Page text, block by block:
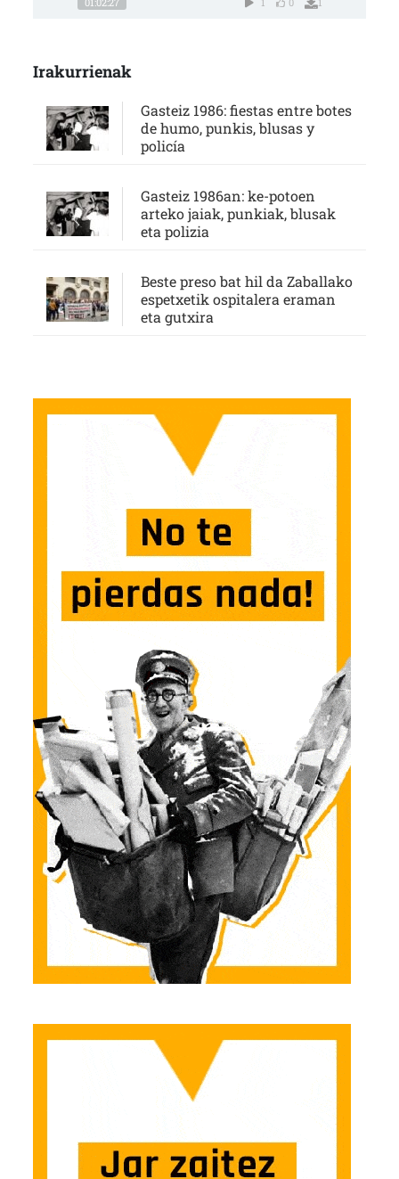
Irakurrienak
Gasteiz 1986: fiestas entre botes
de humo, punkis, blusas y
policía
Gasteiz 1986an: ke-potoen
arteko jaiak, punkiak, blusak
eta polizia
Beste preso bat hil da Zaballako
espetxetik ospitalera eraman
eta gutxira